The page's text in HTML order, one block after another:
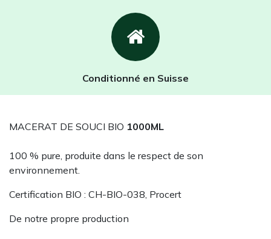
Conditionné en Suisse
MACERAT DE SOUCI BIO 1000ML
100 % pure, produite dans le respect de son
environnement.
Certification BIO : CH-BIO-038, Procert
De notre propre production